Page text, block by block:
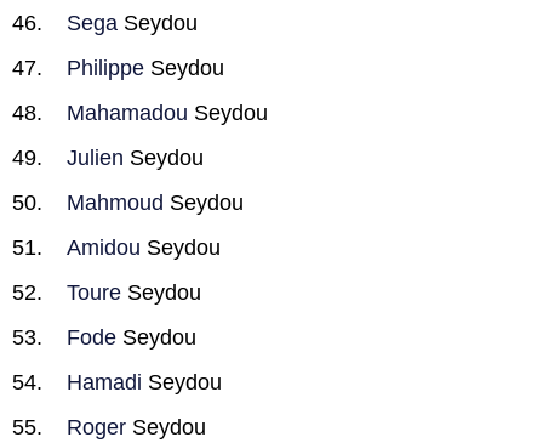
Sega Seydou
Philippe Seydou
Mahamadou Seydou
Julien Seydou
Mahmoud Seydou
Amidou Seydou
Toure Seydou
Fode Seydou
Hamadi Seydou
Roger Seydou